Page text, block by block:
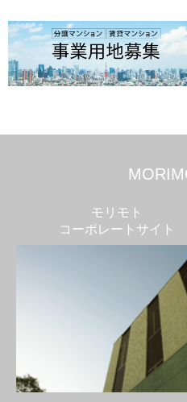
モリモト
コーポレートサイト